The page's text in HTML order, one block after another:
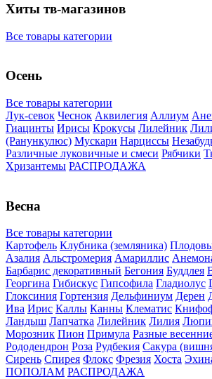
Хиты тв-магазинов
Все товары категории
Осень
Все товары категории
Лук-севок Чеснок Аквилегия Аллиум
Гиацинты Ирисы Крокусы Лилейник
(Ранункулюс) Мускари Нарцисcы
Различные луковичные и смеси Рябчики
Хризантемы РАСПРОДАЖА
Весна
Все товары категории
Картофель Клубника (земляника)
Азалия Альстромерия Амариллис
Барбарис декоративный Бегония Буддлея
Георгина Гибискус Гипсофила Гладиолус
Глоксиния Гортензия Дельфиниум Дерен
Ива Ирис Каллы Канны Клематис
Ландыш Лапчатка Лилейник Лилия
Морозник Пион Примула Разные
Рододендрон Роза Рудбекия Сакура
Сирень Спирея Флокс Фрезия Хоста
ПОПОЛАМ РАСПРОДАЖА